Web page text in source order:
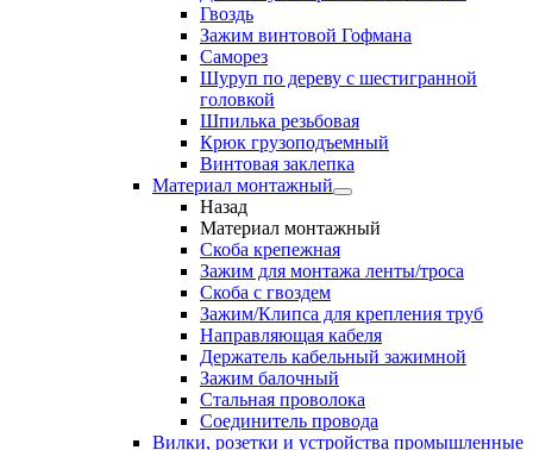
Гвоздь
Зажим винтовой Гофмана
Саморез
Шуруп по дереву с шестигранной
головкой
Шпилька резьбовая
Крюк грузоподъемный
Винтовая заклепка
Материал монтажный
Назад
Материал монтажный
Скоба крепежная
Зажим для монтажа ленты/троса
Скоба с гвоздем
Зажим/Клипса для крепления труб
Направляющая кабеля
Держатель кабельный зажимной
Зажим балочный
Стальная проволока
Соединитель провода
Вилки, розетки и устройства промышленные